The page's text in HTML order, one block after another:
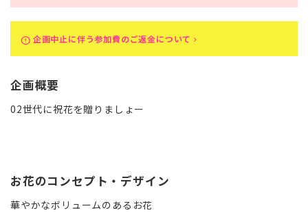
error 企画中止に伴う参加費のご返金について keyboard_arrow_right
企画概要
02世代に祝花を贈りましょー
お花のコンセプト・デザイン
華やかなボリュームのあるお花